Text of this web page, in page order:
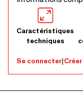
Caractéristiques
techniques
Se connecter|